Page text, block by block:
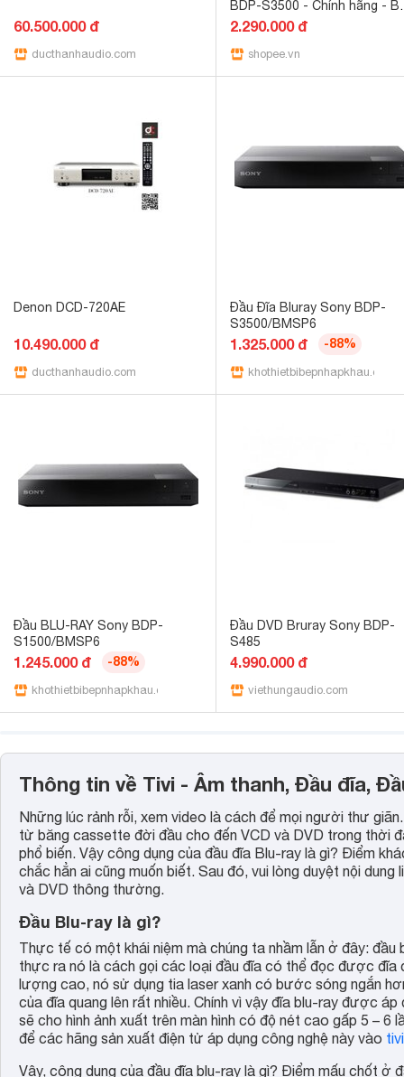
60.500.000 đ
ducthanhaudio.com
BDP-S3500 - Chính hãng -
hành chính hãng Sony 12
2.290.000 đ
shopee.vn
Denon DCD-720AE
10.490.000 đ
ducthanhaudio.com
Đầu Đĩa Bluray Sony BDP-
S3500/BMSP6
1.325.000 đ -88%
khothietbibepnhapkhau.com
Đầu BLU-RAY Sony BDP-
S1500/BMSP6
1.245.000 đ -88%
khothietbibepnhapkhau.com
Đầu DVD Bruray Sony BDP-
S485
4.990.000 đ
viethungaudio.com
Thông tin về Tivi - Âm thanh, Đầu đĩa,
Những lúc rảnh rỗi, xem video là cách để mọi người thư
từ băng cassette đời đầu cho đến VCD và DVD trong thời
phổ biến. Vậy công dụng của đầu đĩa Blu-ray là gì? Điểm
chắc hẳn ai cũng muốn biết. Sau đó, vui lòng duyệt nội
và DVD thông thường.
Đầu Blu-ray là gì?
Thực tế có một khái niệm mà chúng ta nhầm lẫn ở đây:
thực ra nó là cách gọi các loại đầu đĩa có thể đọc được
lượng cao, nó sử dụng tia laser xanh có bước sóng ngắn
của đĩa quang lên rất nhiều. Chính vì vậy đĩa blu-ray được
sẽ cho hình ảnh xuất trên màn hình có độ nét cao gấp 5 – 6
để các hãng sản xuất điện tử áp dụng công nghệ này vào
Vậy, công dụng của đầu đĩa blu-ray là gì? Điểm mấu chốt